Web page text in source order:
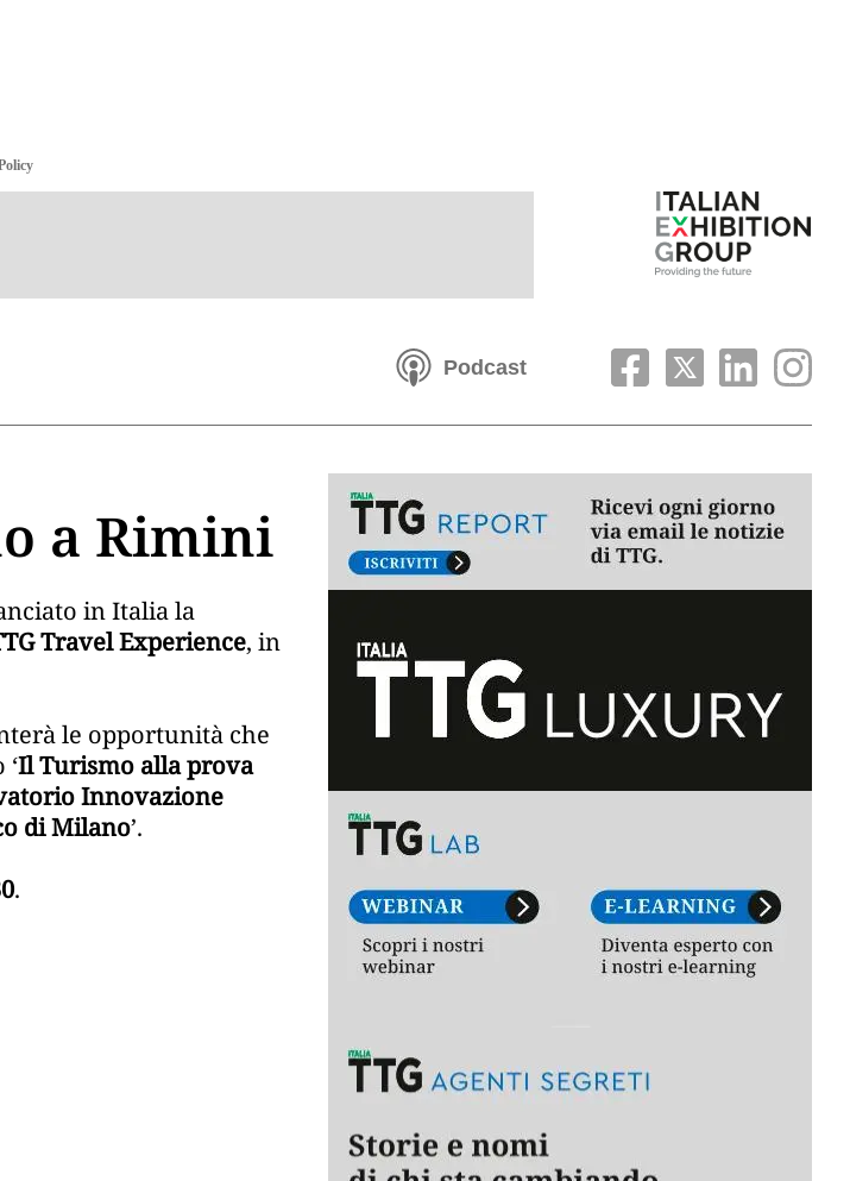
Podcast
a Rimini
in Italia la
Travel Experience, in
le opportunità che
Il Turismo alla prova
Innovazione
di Milano’.
.